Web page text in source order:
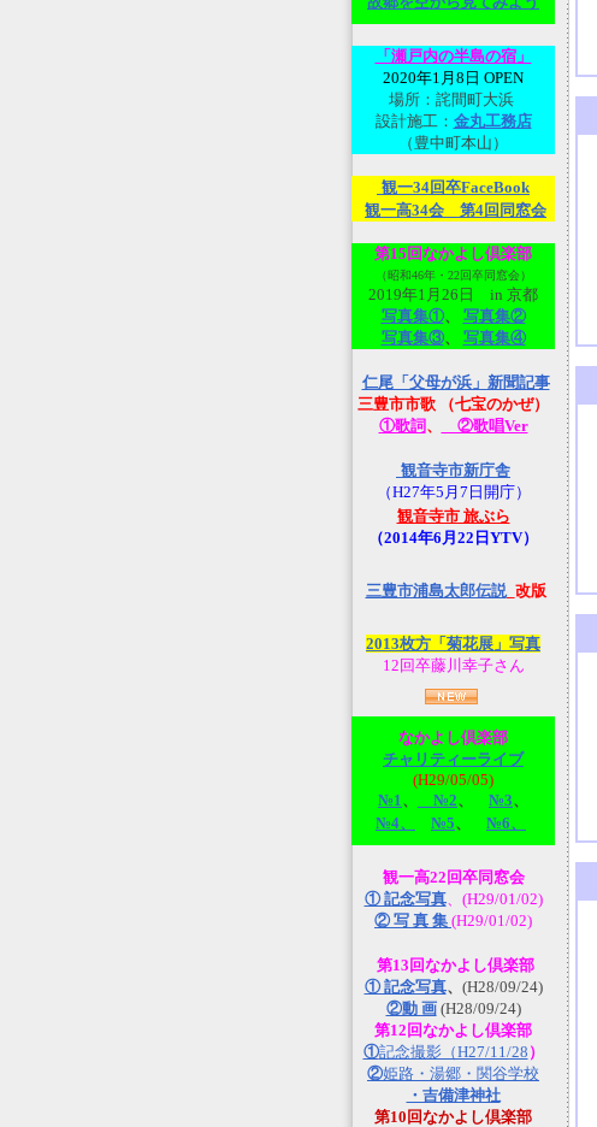
「瀬戸内の半島の宿」
2020年1月8日 OPEN
場所：詫間町大浜
設計施工： 金丸工務店
（豊中町本山）
観一34回卒FaceBook
観一高34会 第4回同窓会
第15回なかよし倶楽部
（昭和46年・22回卒同窓会）
2019年1月26日 in 京都
写真集①、 写真集②
写真集③、 写真集④
仁尾「父母が浜」新聞記事
三豊市市歌 （七宝のかぜ）
①歌詞、 ②歌唱Ver
観音寺市新庁舎
（H27年5月7日開庁）
観音寺市 旅ぶら
（2014年6月22日YTV）
三豊市浦島太郎伝説_改版
2013枚方「菊花展」写真
12回卒藤川幸子さん
なかよし倶楽部
チャリティーライブ
(H29/05/05)
№1、 №2、 №3、
№4、
№5、 №6、
観一高22回卒同窓会
① 記念写真、(H29/01/02)
② 写 真 集 (H29/01/02)
第13回なかよし倶楽部
① 記念写真、 (H28/09/24)
②動 画(H28/09/24)
第12回なかよし倶楽部
①記念撮影（H27/11/28 ）
②姫路・湯郷・関谷学校
・吉備津神社
第10回なかよし倶楽部